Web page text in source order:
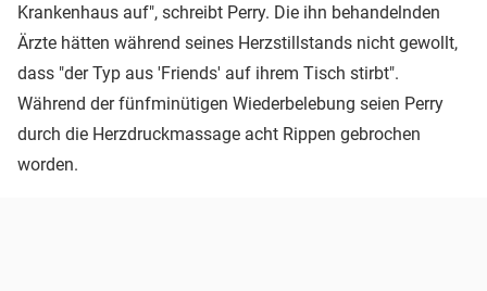
Krankenhaus auf", schreibt Perry. Die ihn behandelnden
Ärzte hätten während seines Herzstillstands nicht gewollt,
dass "der Typ aus 'Friends' auf ihrem Tisch stirbt".
Während der fünfminütigen Wiederbelebung seien Perry
durch die Herzdruckmassage acht Rippen gebrochen
worden.